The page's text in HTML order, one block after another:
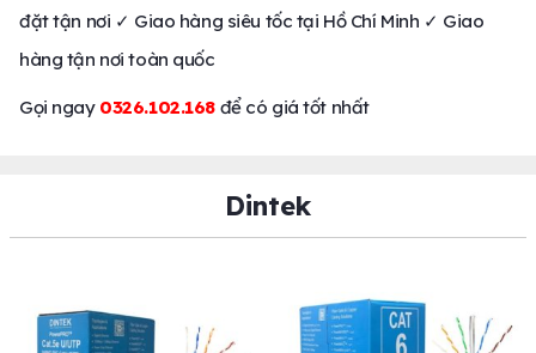
đặt tận nơi ✓ Giao hàng siêu tốc tại Hồ Chí Minh ✓ Giao
hàng tận nơi toàn quốc
Gọi ngay 0326.102.168để có giá tốt nhất
Dintek